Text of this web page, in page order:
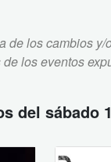
los cambios y/
los eventos
del sábado